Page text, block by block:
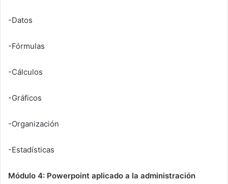
-Datos
-Fórmulas
-Cálculos
-Gráficos
-Organización
-Estadísticas
Módulo 4: Powerpoint aplicado a la administración